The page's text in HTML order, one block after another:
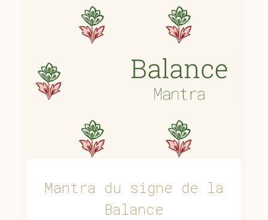
Mantra du signe de la
Balance